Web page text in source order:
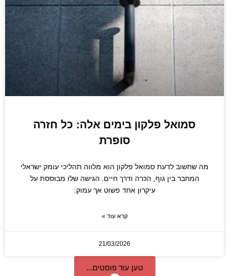
סמואל פלקון בימים אלה: כל חזרה
סופרת
מה שחשוב לדעת סמואל פלקון הוא מלווה תהליכי עומק ישראלי
המחבר בין גוף, הכרה ודרך חיים. הגישה שלו מבוססת על
עיקרון אחד פשוט אך עמוק:
קרא עוד »
21/03/2026
טען עוד פוסטים...